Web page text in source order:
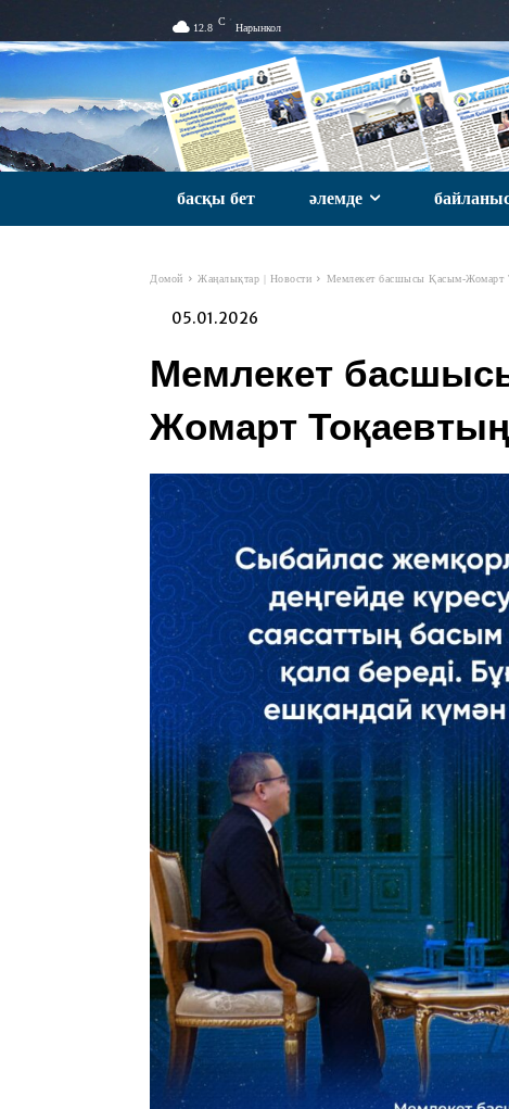
12.8
C
Нарынкол
басқы бет әлемде
Домой Жаңалықтар | Новости Мемлекет басшысы Қасым-Жомарт
05.01.2026
Мемлекет
Жомарт